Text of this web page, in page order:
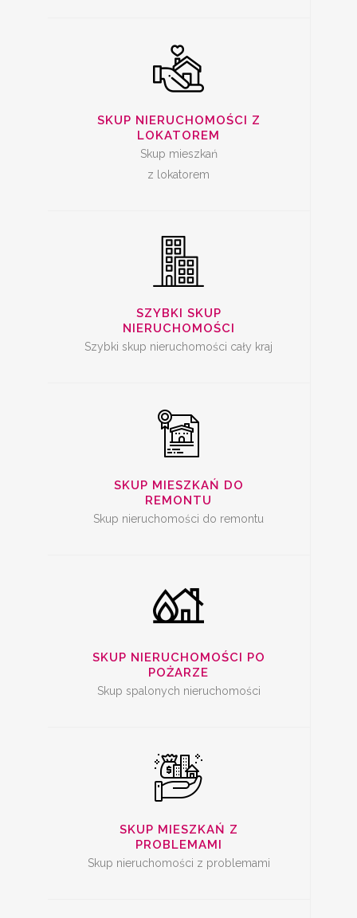
SKUP NIERUCHOMOŚCI Z
LOKATOREM
Skup mieszkań
z lokatorem
SZYBKI SKUP
NIERUCHOMOŚCI
Szybki skup nieruchomości cały kraj
SZYBKA SPRZEDAŻ
MIESZKANIA
SKUP MIESZKAŃ DO
REMONTU
Skup nieruchomości do remontu
SKUP LOKALI DO
REMONTU
SKUP NIERUCHOMOŚCI PO
POŻARZE
Skup spalonych nieruchomości
SKUP SPALONYCH
NIERUCHOMOŚCI
SKUP MIESZKAŃ Z
PROBLEMAMI
Skup nieruchomości z problemami
SKUP
PROBLEMAMI
SKUP
NIERUCHOMOŚCI ZA
GOTÓWKĘ